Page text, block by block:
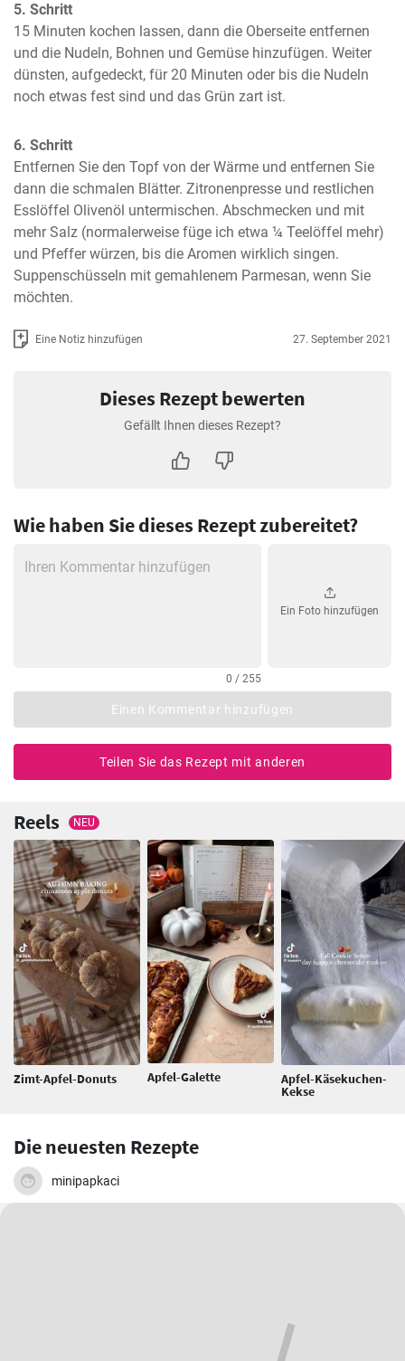
5. Schritt
15 Minuten kochen lassen, dann die Oberseite entfernen
und die Nudeln, Bohnen und Gemüse hinzufügen. Weiter
dünsten, aufgedeckt, für 20 Minuten oder bis die Nudeln
noch etwas fest sind und das Grün zart ist.
6. Schritt
Entfernen Sie den Topf von der Wärme und entfernen Sie
dann die schmalen Blätter. Zitronenpresse und restlichen
Esslöffel Olivenöl untermischen. Abschmecken und mit
mehr Salz (normalerweise füge ich etwa ¼ Teelöffel mehr)
und Pfeffer würzen, bis die Aromen wirklich singen.
Suppenschüsseln mit gemahlenem Parmesan, wenn Sie
möchten.
Eine Notiz hinzufügen 27. September 2021
Dieses Rezept bewerten
Gefällt Ihnen dieses Rezept?
Wie haben Sie dieses Rezept zubereitet?
0 / 255
Ein Foto hinzufügen
Einen Kommentar hinzufügen
Teilen Sie das Rezept mit anderen
Reels NEU
Zimt-Apfel-Donuts Apfel-Galette Apfel-Käsekuchen-
Kekse
Die neuesten Rezepte
minipapkaci